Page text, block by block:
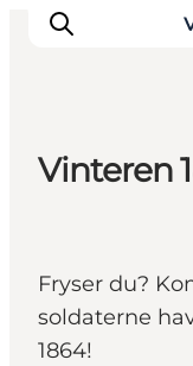
Oplevelser
Overnatning
Planlæg
Vinteren
Fryser du?
soldaterne
1864!